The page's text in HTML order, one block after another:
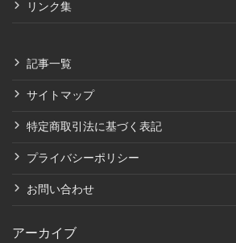
リンク集
記事一覧
サイトマップ
特定商取引法に基づく表記
プライバシーポリシー
お問い合わせ
アーカイブ